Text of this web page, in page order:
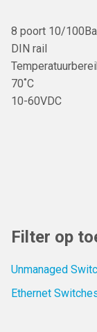
8 poort 10/
DIN rail
70˚C
10-60VDC
Filter op
Unmanaged
Ethernet